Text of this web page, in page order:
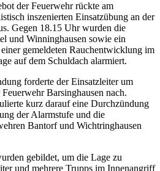
der Feuerwehr rückte am
inszenierten Einsatzübung an der
Gegen 18.15 Uhr wurden die
und Winninghausen sowie ein
gemeldeten Rauchentwicklung im
auf dem Schuldach alarmiert.
forderte der Einsatzleiter um
Barsinghausen nach.
kurz darauf eine Durchzündung
der Alarmstufe und die
Bantorf und Wichtringhausen
gebildet, um die Lage zu
und mehrere Trupps im Innenangriff